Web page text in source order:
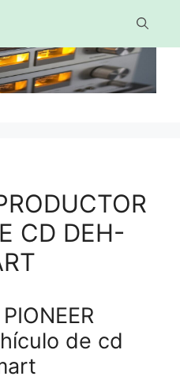
CD DEH-
de cd